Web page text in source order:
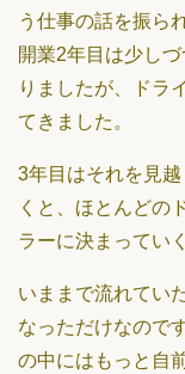
う仕事の話を振ら
開業2年目は少し
りましたが、ドラ
てきました。
3年目はそれを見
くと、ほとんどの
ラーに決まってい
いままで流れてい
なっただけなので
の中にはもっと自